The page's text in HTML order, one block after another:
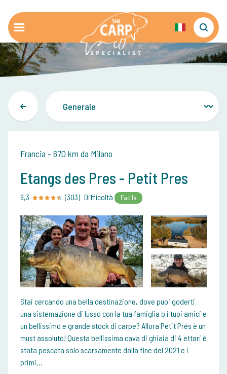
Francia - 670 km da Milano
Etangs des Pres - Petit Pres
9,3 (303) Difficoltà Facile
Stai cercando una bella destinazione, dove puoi goderti
una sistemazione di lusso con la tua famiglia o i tuoi amici e
un bellissimo e grande stock di carpe? Allora Petit Prés è un
must assoluto! Questa bellissima cava di ghiaia di 4 ettari è
stata pescata solo scarsamente dalla fine del 2021 e i
primi...